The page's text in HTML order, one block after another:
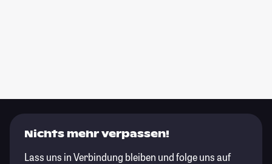
Nichts mehr verpassen!
Lass uns in Verbindung bleiben und folge uns auf